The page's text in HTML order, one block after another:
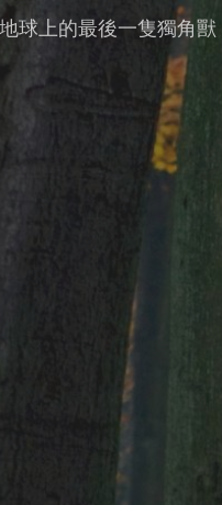
球上的最後一隻獨角獸